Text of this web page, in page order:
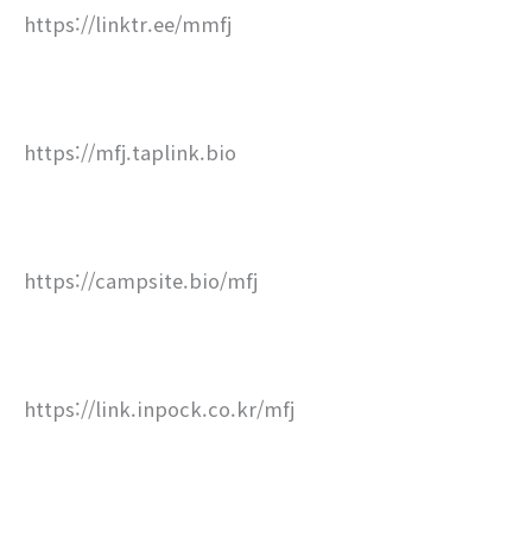
https://linktr.ee/mmfj
https://mfj.taplink.bio
https://campsite.bio/mfj
https://link.inpock.co.kr/mfj